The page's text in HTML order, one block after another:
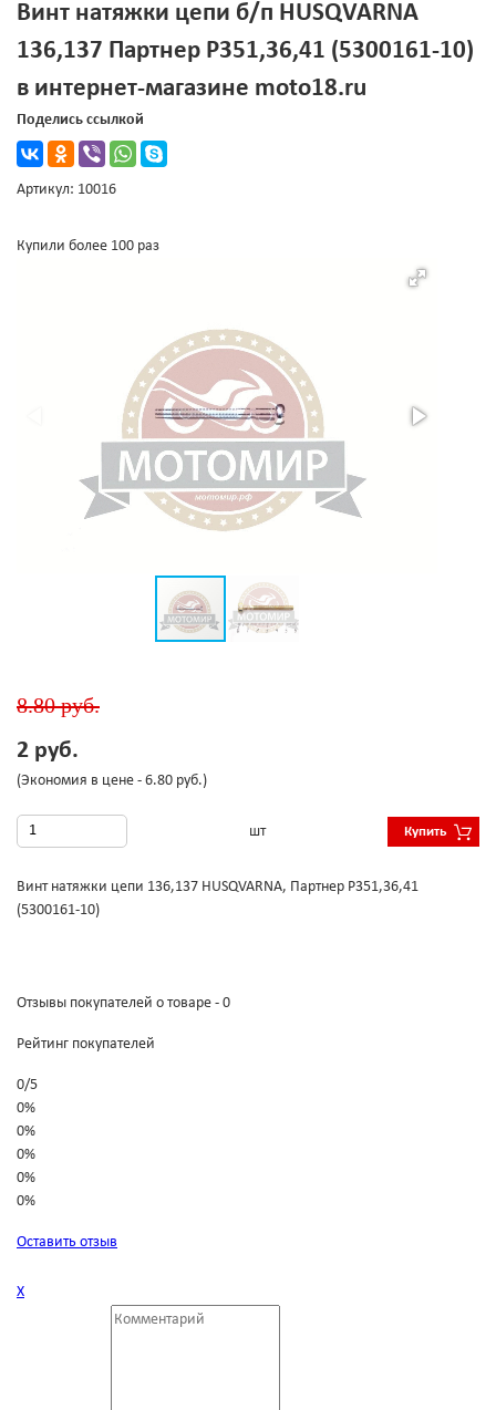
Винт натяжки цепи б/п HUSQVARNA
136,137 Партнер P351,36,41 (5300161-10)
в интернет-магазине moto18.ru
Поделись ссылкой
Артикул: 10016
Купили более 100 раз
8.80 руб.
2 руб.
(Экономия в цене - 6.80 руб.)
шт Купить
Винт натяжки цепи 136,137 HUSQVARNA, Партнер P351,36,41
(5300161-10)
Отзывы покупателей о товаре - 0
Рейтинг покупателей
0/5
0%
0%
0%
0%
0%
Оставить отзыв
Х